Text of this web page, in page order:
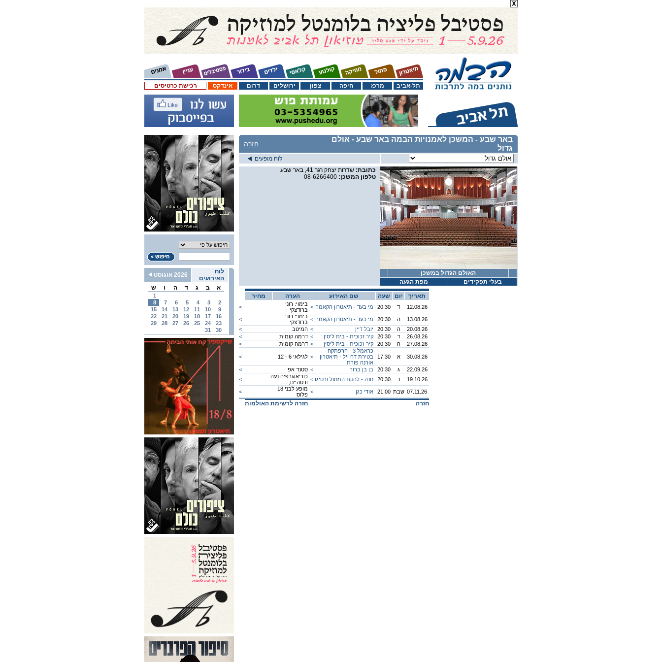
רכישת כרטיסים אינדקס דרום ירושלים צפון חיפה מרכז תל-אביב
לוח
האירועים
2026 אוגוסט
א
ב ג ד ה ו ש
1
2
3
4
5
6
7
8
9
10
11
12
13
14
15
16
17
18
19
20
21
22
23
24
25
26
27
28
29
30
31
חזרה
באר שבע - המשכן לאמנויות הבמה באר שבע - אולם
גדול
לוח מופעים
כתובת: שדרות יצחק רגר 41, באר שבע
טלפון המשכן: 08-6266400
האולם הגדול במשכן
מפת הגעה
בעלי תפקידים
מחיר הערה שם האירוע שעה יום תאריך
<
בימוי: רוני
ברודצקי < מי בעד - תיאטרון הקאמרי 20:30 ד 12.08.26
<
בימוי: רוני
ברודצקי < מי בעד - תיאטרון הקאמרי 20:30 ה
13.08.26
<
המיטב < יובל דיין 20:30 ה
20.08.26
<
דרמה קומית < קיר זכוכית - בית ליסין 20:30 ד
26.08.26
<
דרמה קומית < קיר זכוכית - בית ליסין 20:30 ה 27.08.26
< לגילאי 6 - 12 <
כראמל 3 - הרפתקה
בטירת דה ויל - תיאטרון
אורנה פורת
17:30 א 30.08.26
< סטנד אפ < בן בן ברוך 20:30 ג
22.09.26
<
כוריאוגרפיה נעה
ורטהיים, ... < נונה - להקת המחול ורטיגו 20:30 ב 19.10.26
<
מופע לבני 18
פלוס < אודי כגן 21:00 שבת 07.11.26
חזרה חזרה לרשימת האולמות